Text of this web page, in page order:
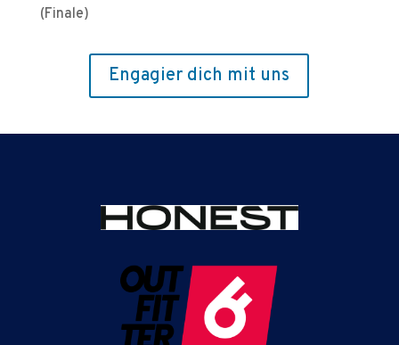
(Finale)
Engagier dich mit uns